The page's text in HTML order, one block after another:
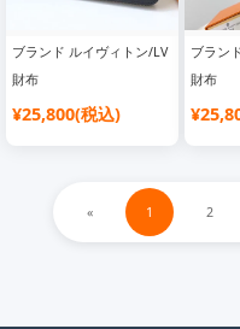
ブランド ルイヴィトン/LV
財布
¥25,800(税込)
ブラン
財布
« 1 2